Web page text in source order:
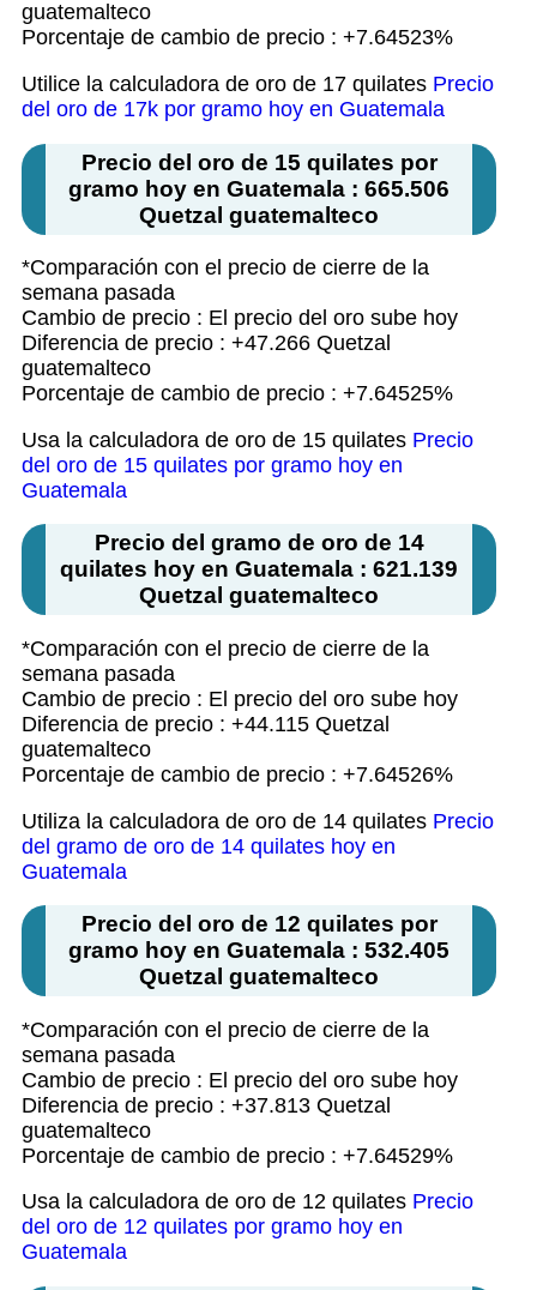
guatemalteco
Porcentaje de cambio de precio : +7.64523%
Utilice la calculadora de oro de 17 quilates Precio
del oro de 17k por gramo hoy en Guatemala
Precio del oro de 15 quilates por
gramo hoy en Guatemala : 665.506
Quetzal guatemalteco
*Comparación con el precio de cierre de la
semana pasada
Cambio de precio : El precio del oro sube hoy
Diferencia de precio : +47.266 Quetzal
guatemalteco
Porcentaje de cambio de precio : +7.64525%
Usa la calculadora de oro de 15 quilates Precio
del oro de 15 quilates por gramo hoy en
Guatemala
Precio del gramo de oro de 14
quilates hoy en Guatemala : 621.139
Quetzal guatemalteco
*Comparación con el precio de cierre de la
semana pasada
Cambio de precio : El precio del oro sube hoy
Diferencia de precio : +44.115 Quetzal
guatemalteco
Porcentaje de cambio de precio : +7.64526%
Utiliza la calculadora de oro de 14 quilates Precio
del gramo de oro de 14 quilates hoy en
Guatemala
Precio del oro de 12 quilates por
gramo hoy en Guatemala : 532.405
Quetzal guatemalteco
*Comparación con el precio de cierre de la
semana pasada
Cambio de precio : El precio del oro sube hoy
Diferencia de precio : +37.813 Quetzal
guatemalteco
Porcentaje de cambio de precio : +7.64529%
Usa la calculadora de oro de 12 quilates Precio
del oro de 12 quilates por gramo hoy en
Guatemala